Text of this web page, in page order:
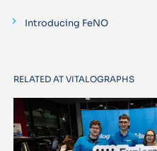
Introducing FeNO
RELATED AT VITALOGRAPHS